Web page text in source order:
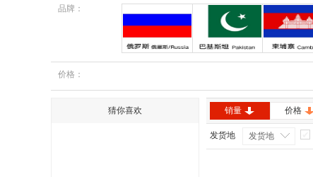
品牌：
俄罗斯 巴基斯坦 柬埔寨
价格：
猜你喜欢 销量 价格
发货地 发货地